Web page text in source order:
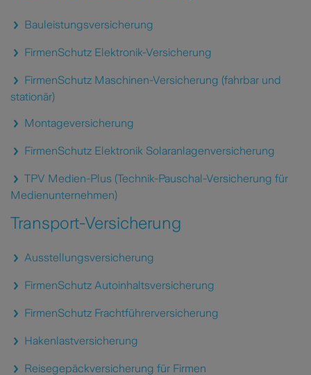
Bauleistungsversicherung
FirmenSchutz Elektronik-Versicherung
FirmenSchutz Maschinen-Versicherung (fahrbar und
stationär)
Montageversicherung
FirmenSchutz Elektronik Solaranlagenversicherung
TPV Medien-Plus (Technik-Pauschal-Versicherung für
Medienunternehmen)
Transport-Versicherung
Ausstellungsversicherung
FirmenSchutz Autoinhaltsversicherung
FirmenSchutz Frachtführerversicherung
Hakenlastversicherung
Reisegepäckversicherung für Firmen